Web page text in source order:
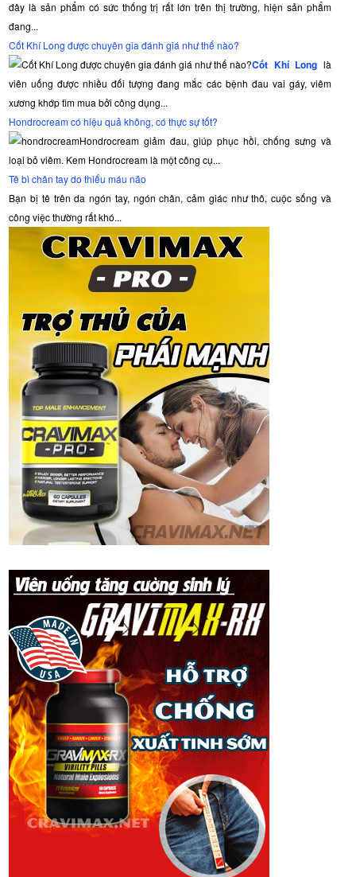
đây là sản phẩm có sức thống trị rất lớn trên thị trường, hiện sản phẩm
đang...
Cốt Khí Long được chuyên gia đánh giá như thế nào?
Cốt Khí Long là
viên uống được nhiều đối tượng đang mắc các bệnh đau vai gáy, viêm
xương khớp tìm mua bởi công dụng...
Hondrocream có hiệu quả không, có thực sự tốt?
Hondrocream giảm đau, giúp phục hồi, chống sưng và
loại bỏ viêm. Kem Hondrocream là một công cụ...
Tê bì chân tay do thiếu máu não
Bạn bị tê trên da ngón tay, ngón chân, cảm giác như thô, cuộc sống và
công việc thường rất khó...